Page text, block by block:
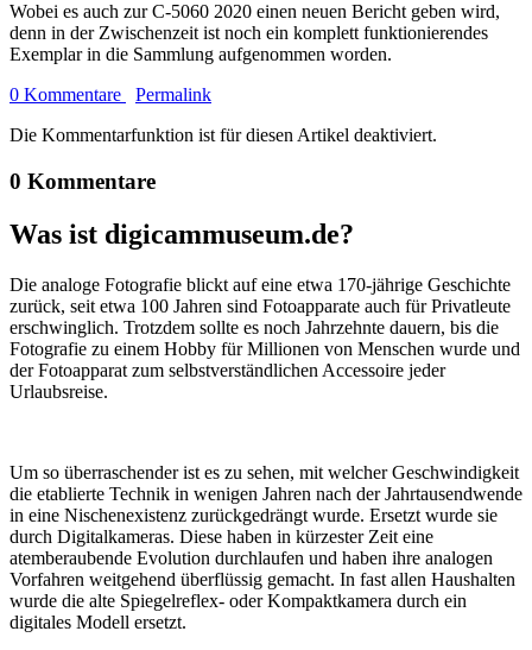
Wobei es auch zur C-5060 2020 einen neuen Bericht geben wird,
denn in der Zwischenzeit ist noch ein komplett funktionierendes
Exemplar in die Sammlung aufgenommen worden.
0 Kommentare
Permalink
Die Kommentarfunktion ist für diesen Artikel deaktiviert.
0 Kommentare
Was ist digicammuseum.de?
Die analoge Fotografie blickt auf eine etwa 170-jährige Geschichte
zurück, seit etwa 100 Jahren sind Fotoapparate auch für Privatleute
erschwinglich. Trotzdem sollte es noch Jahrzehnte dauern, bis die
Fotografie zu einem Hobby für Millionen von Menschen wurde und
der Fotoapparat zum selbstverständlichen Accessoire jeder
Urlaubsreise.
Um so überraschender ist es zu sehen, mit welcher Geschwindigkeit
die etablierte Technik in wenigen Jahren nach der Jahrtausendwende
in eine Nischenexistenz zurückgedrängt wurde. Ersetzt wurde sie
durch Digitalkameras. Diese haben in kürzester Zeit eine
atemberaubende Evolution durchlaufen und haben ihre analogen
Vorfahren weitgehend überflüssig gemacht. In fast allen Haushalten
wurde die alte Spiegelreflex- oder Kompaktkamera durch ein
digitales Modell ersetzt.